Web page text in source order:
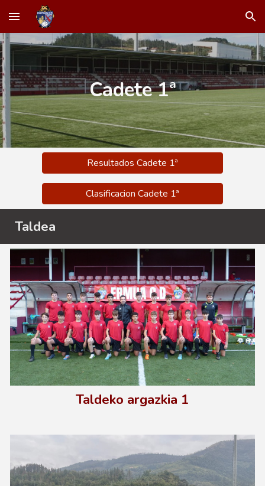
Skip to main content Skip to navigation
Cadete1ª
Resultados Cadete 1ª
Clasificacion Cadete 1ª
Taldea
Taldeko argazkia 1